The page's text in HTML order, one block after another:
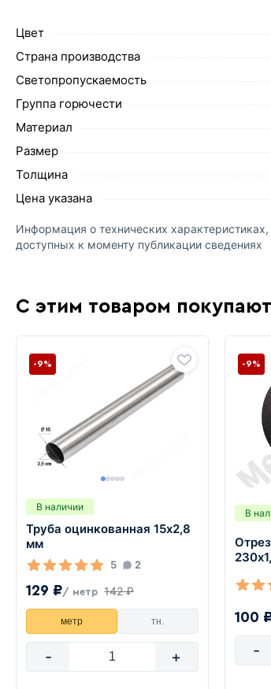
Цвет
Страна производства
Светопропускаемость
Группа горючести
Материал
Размер
Толщина
Цена указана
Информация о технических
доступных к моменту публикации сведениях
С этим товаром покупают
В наличии
Труба оцинкованная 15х2,8
мм
5 2
129 ₽/ метр 142 ₽
-9%
метр тн.
- +
В
100
-9%
-